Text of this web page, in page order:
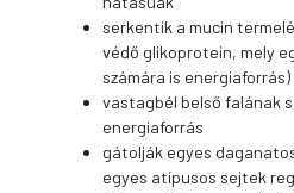
serkentik a mucin
védő glikoprotein, mely
számára is energiaforrás)
vastagbél belső falának
energiaforrás
gátolják egyes
egyes atípusos sejtek